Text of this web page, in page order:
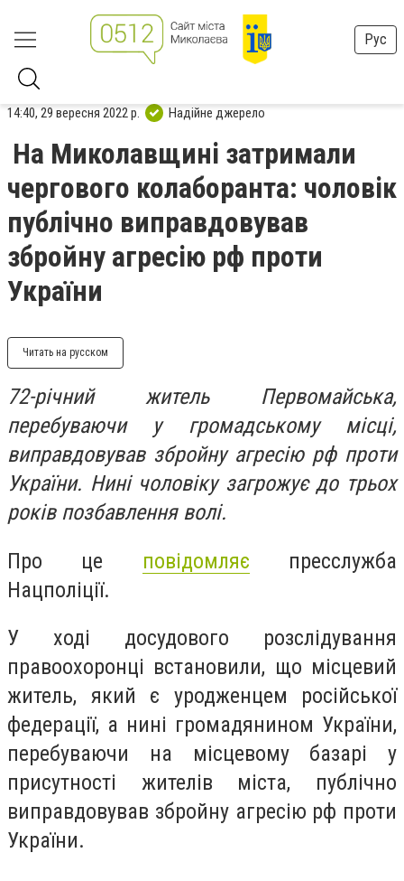
Рус
14:40, 29 вересня 2022 р. Надійне джерело
На Миколавщині затримали
чергового колаборанта: чоловік
публічно виправдовував
збройну агресію рф проти
України
Читать на русском
72-річний житель Первомайська,
перебуваючи у громадському місці,
виправдовував збройну агресію рф проти
України. Нині чоловіку загрожує до трьох
років позбавлення волі.
Про це повідомляє пресслужба
Нацполіції.
У ході досудового розслідування
правоохоронці встановили, що місцевий
житель, який є уродженцем російської
федерації, а нині громадянином України,
перебуваючи на місцевому базарі у
присутності жителів міста, публічно
виправдовував збройну агресію рф проти
України.